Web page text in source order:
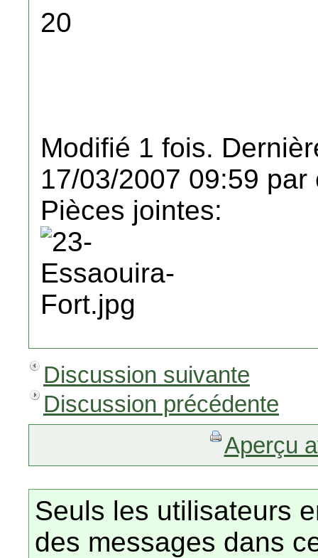
20
Modifié 1 fois.
17/03/2007 09:59 par
Pièces jointes:
Discussion suivante
Discussion précédente
Aperçu
Seuls les utilisateurs
des messages dans